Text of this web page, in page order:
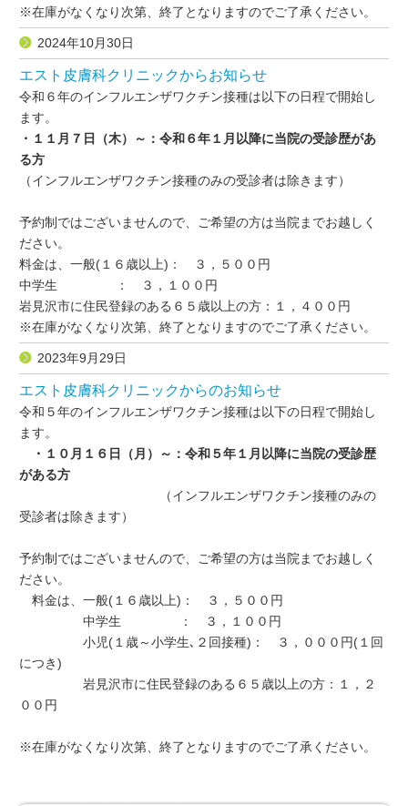
※在庫がなくなり次第、終了となりますのでご了承ください。
2024年10月30日
エスト皮膚科クリニックからお知らせ
令和６年のインフルエンザワクチン接種は以下の日程で開始し
ます。
・１１月７日（木）～：令和６年１月以降に当院の受診歴があ
る方
（インフルエンザワクチン接種のみの受診者は除きます）
予約制ではございませんので、ご希望の方は当院までお越しく
ださい。
料金は、一般(１６歳以上)： ３，５００円
中学生 ： ３，１００円
岩見沢市に住民登録のある６５歳以上の方：１，４００円
※在庫がなくなり次第、終了となりますのでご了承ください。
2023年9月29日
エスト皮膚科クリニックからのお知らせ
令和５年のインフルエンザワクチン接種は以下の日程で開始し
ます。
・１０月１６日（月）～：令和５年１月以降に当院の受診歴
がある方
（インフルエンザワクチン接種のみの
受診者は除きます）
予約制ではございませんので、ご希望の方は当院までお越しく
ださい。
料金は、一般(１６歳以上)： ３，５００円
中学生 ： ３，１００円
小児(１歳～小学生､２回接種)： ３，０００円(１回
につき)
岩見沢市に住民登録のある６５歳以上の方：１，２
００円
※在庫がなくなり次第、終了となりますのでご了承ください。